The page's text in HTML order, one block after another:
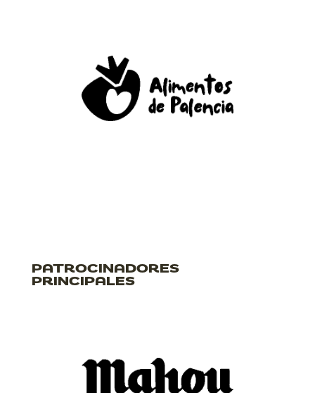
PATROCINADORES
PRINCIPALES